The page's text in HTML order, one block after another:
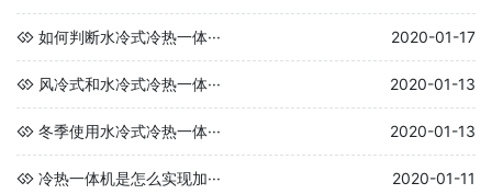
如何判断水冷式冷热一体··· 2020-01-17
风冷式和水冷式冷热一体··· 2020-01-13
冬季使用水冷式冷热一体··· 2020-01-13
冷热一体机是怎么实现加··· 2020-01-11